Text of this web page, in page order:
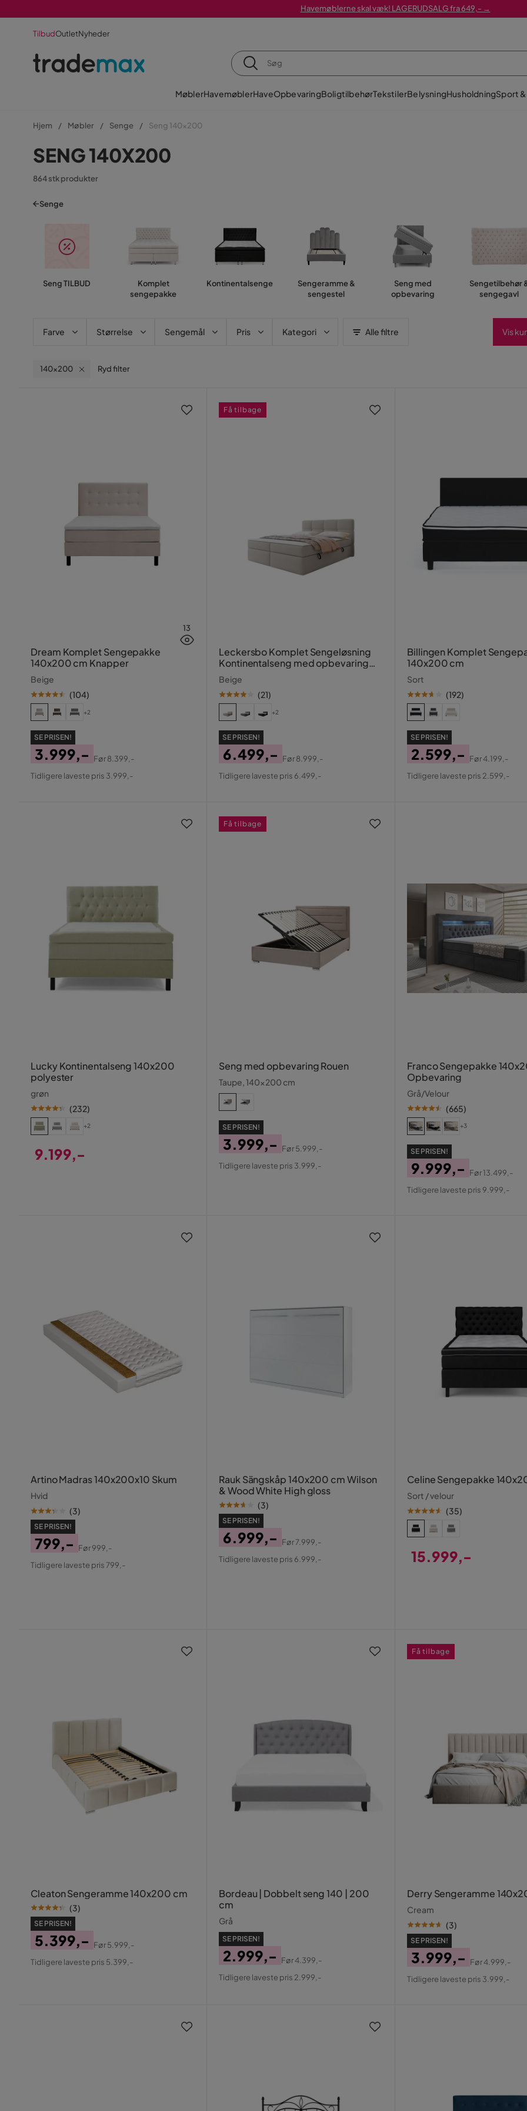
Havemøblerne skal væk! LAGERUDSALG fra 649,- →
TilbudOutletNyheder
MøblerHavemøblerHaveOpbevaringBoligtilbehørTekstilerBelysningHusholdningSport
Hjem Møbler Senge Seng 140x200
SENG 140X200
864 stk produkter
Senge
Seng TILBUD
Komplet
sengepakke
Kontinentalsenge
Sengeramme &
sengestel
Seng med
opbevaring
Sengetilbehør
sengegavl
Farve Størrelse Sengemål Pris Kategori Alle filtre Vis
140x200 Ryd filter
13
Dream Komplet Sengepakke
140x200 cm Knapper
Beige
(104)
+2
SE PRISEN!
Pris
3.999,-
Original
Før8.399,-
Tidligere laveste pris 3.999,-
Leckersbo Komplet Sengeløsning
Kontinentalseng med opbevaring
140x200 cm
Beige
(21)
+2
SE PRISEN!
Pris
6.499,-
Original
Før8.999,-
Tidligere laveste pris 6.499,-
Få tilbage
Billingen Komplet Sengepakke
140x200 cm
Sort
(192)
SE PRISEN!
Pris
2.599,-
Original
Før4.199,-
Tidligere laveste pris 2.599,-
Lucky Kontinentalseng 140x200
polyester
grøn
(232)
+2
9.199,-
Seng med opbevaring Rouen
Taupe, 140x200 cm
SE PRISEN!
Pris
3.999,-
Original
Før5.999,-
Tidligere laveste pris 3.999,-
Få tilbage
Franco Sengepakke
Opbevaring
Grå/Velour
(665)
+3
SE PRISEN!
Pris
9.999,-
Original
Før13.499,-
Tidligere laveste pris 9.999,-
Artino Madras 140x200x10 Skum
Hvid
(3)
SE PRISEN!
Pris
799,-
Original
Før999,-
Tidligere laveste pris 799,-
Rauk Sängskåp 140x200 cm Wilson
& Wood White High gloss
(3)
SE PRISEN!
Pris
6.999,-
Original
Før7.999,-
Tidligere laveste pris 6.999,-
Celine Sengepakke
Sort / velour
(35)
15.999,-
Cleaton Sengeramme 140x200 cm
(3)
SE PRISEN!
Pris
5.399,-
Original
Før5.999,-
Tidligere laveste pris 5.399,-
Bordeau | Dobbelt seng 140 | 200
cm
Grå
SE PRISEN!
Pris
2.999,-
Original
Før4.399,-
Tidligere laveste pris 2.999,-
Derry Sengeramme
Cream
(3)
SE PRISEN!
Pris
3.999,-
Original
Før4.999,-
Tidligere laveste pris 3.999,-
Få tilbage